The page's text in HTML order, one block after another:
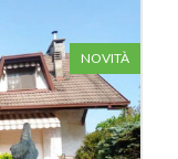
NOVITÀ